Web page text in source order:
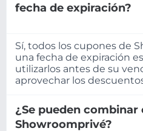
fecha de expiración?
Sí, todos los cupones de
una fecha de expiración
utilizarlos antes de su
aprovechar los
¿Se pueden combinar
Showroomprivé?